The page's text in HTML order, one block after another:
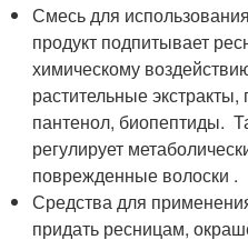
Смесь для
продукт подпитывает
химическому
растительные
пантенол, биопептиды.
регулирует
поврежденные волоски .
Средства для
придать ресницам,